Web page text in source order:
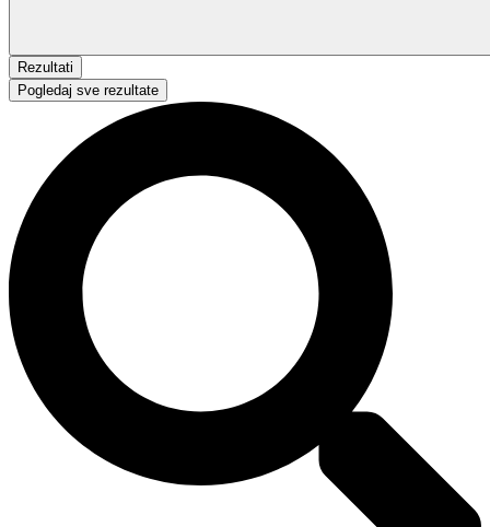
Rezultati
Pogledaj sve rezultate